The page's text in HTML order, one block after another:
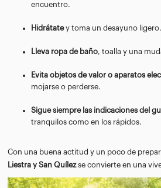
encuentro.
Hidrátatey toma un desayuno ligero.
Lleva ropa de baño, toalla y una
Evita objetos de valor o aparatos
mojarse o perderse.
Sigue siempre las indicaciones del
tranquilos como en los rápidos.
Con una buena actitud y un poco de
Liestra y San Quílezse convierte en una